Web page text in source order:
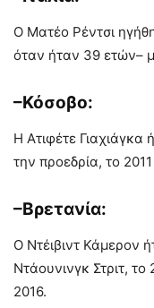
Ο Ματέο Ρέντσι
όταν ήταν 39 ετών–
–Κόσοβο:
Η Ατιφέτε
την προεδρία, το
–Βρετανία:
Ο Ντέιβιντ Κάμερον
Ντάουνινγκ Στριτ,
2016.